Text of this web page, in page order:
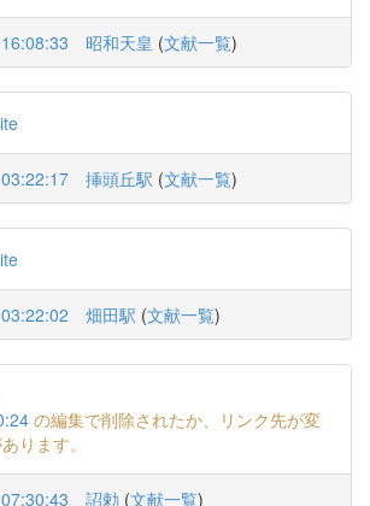
昭和天皇 (文献一覧)
挿頭丘駅 (文献一覧)
畑田駅 (文献一覧)
の編集で削除されたか、リンク先が変
ります。
詔勅 (文献一覧)